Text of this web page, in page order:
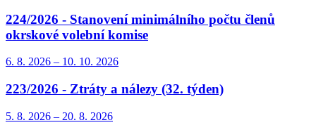
224/2026 - Stanovení minimálního počtu členů
okrskové volební komise
6. 8. 2026 – 10. 10. 2026
223/2026 - Ztráty a nálezy (32. týden)
5. 8. 2026 – 20. 8. 2026